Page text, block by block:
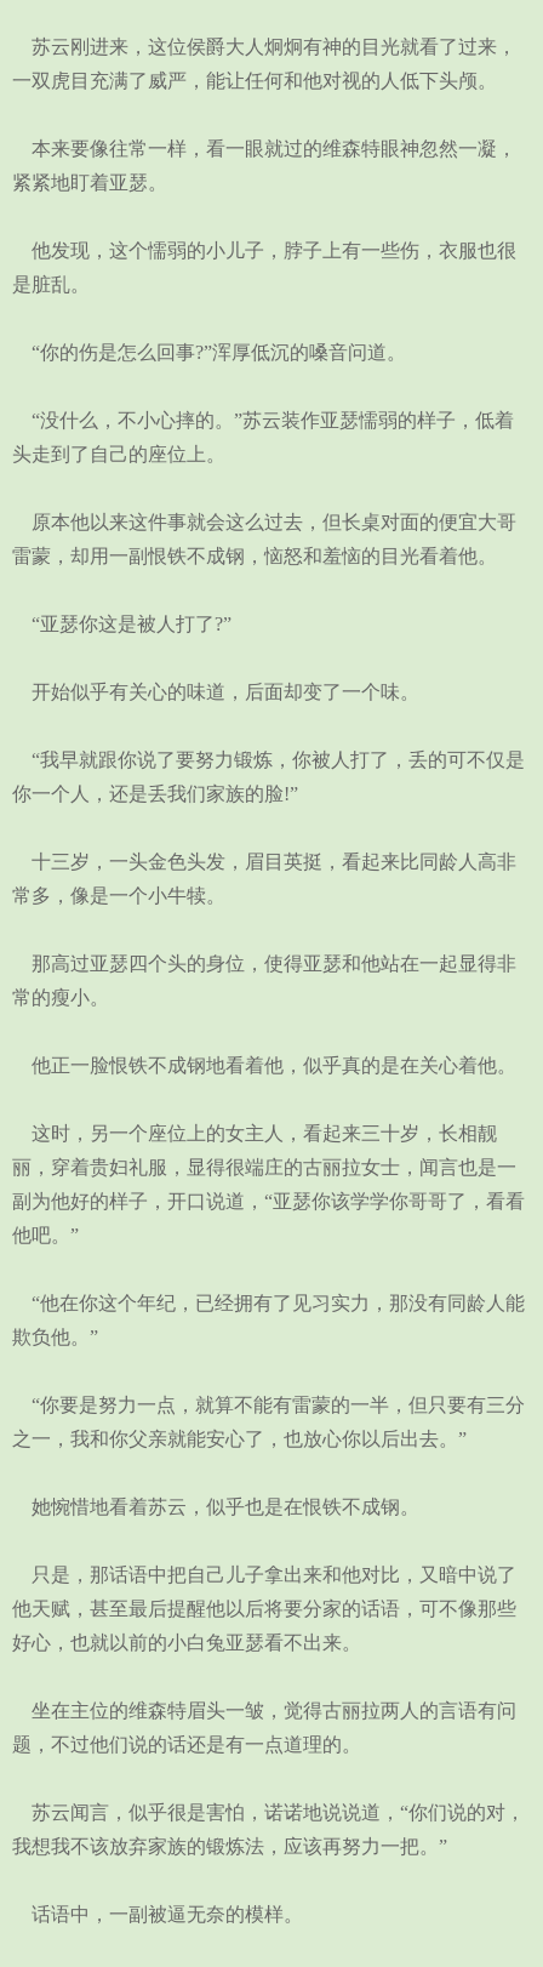
苏云刚进来，这位侯爵大人炯炯有神的目光就看了过来，
一双虎目充满了威严，能让任何和他对视的人低下头颅。
本来要像往常一样，看一眼就过的维森特眼神忽然一凝，
紧紧地盯着亚瑟。
他发现，这个懦弱的小儿子，脖子上有一些伤，衣服也很
是脏乱。
“你的伤是怎么回事?”浑厚低沉的嗓音问道。
“没什么，不小心摔的。”苏云装作亚瑟懦弱的样子，低着
头走到了自己的座位上。
原本他以来这件事就会这么过去，但长桌对面的便宜大哥
雷蒙，却用一副恨铁不成钢，恼怒和羞恼的目光看着他。
“亚瑟你这是被人打了?”
开始似乎有关心的味道，后面却变了一个味。
“我早就跟你说了要努力锻炼，你被人打了，丢的可不仅是
你一个人，还是丢我们家族的脸!”
十三岁，一头金色头发，眉目英挺，看起来比同龄人高非
常多，像是一个小牛犊。
那高过亚瑟四个头的身位，使得亚瑟和他站在一起显得非
常的瘦小。
他正一脸恨铁不成钢地看着他，似乎真的是在关心着他。
这时，另一个座位上的女主人，看起来三十岁，长相靓
丽，穿着贵妇礼服，显得很端庄的古丽拉女士，闻言也是一
副为他好的样子，开口说道，“亚瑟你该学学你哥哥了，看看
他吧。”
“他在你这个年纪，已经拥有了见习实力，那没有同龄人能
欺负他。”
“你要是努力一点，就算不能有雷蒙的一半，但只要有三分
之一，我和你父亲就能安心了，也放心你以后出去。”
她惋惜地看着苏云，似乎也是在恨铁不成钢。
只是，那话语中把自己儿子拿出来和他对比，又暗中说了
他天赋，甚至最后提醒他以后将要分家的话语，可不像那些
好心，也就以前的小白兔亚瑟看不出来。
坐在主位的维森特眉头一皱，觉得古丽拉两人的言语有问
题，不过他们说的话还是有一点道理的。
苏云闻言，似乎很是害怕，诺诺地说说道，“你们说的对，
我想我不该放弃家族的锻炼法，应该再努力一把。”
话语中，一副被逼无奈的模样。